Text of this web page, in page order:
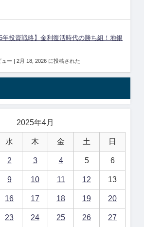
年投資戦略】金利復活時代の勝ち組！地銀
ュー | 2月 18, 2026 に投稿された
2025年4月
水 木 金 土 日
2 3 4 5 6
9 10 11 12 13
16 17 18 19 20
23 24 25 26 27